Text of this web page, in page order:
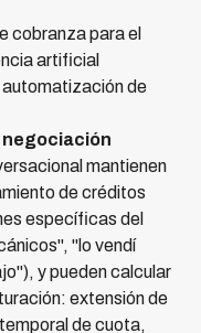
cobranza para el
artificial
de
negociación
mantienen
de créditos
específicas del
"lo vendí
y pueden calcular
extensión de
de cuota,